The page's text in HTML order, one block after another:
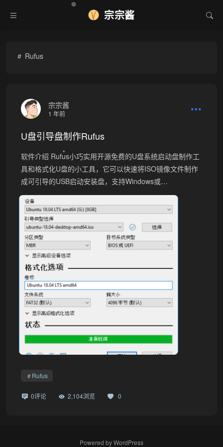
•
宗宗酱
Rufus
宗宗酱
1 年前
U盘引导盘制作Rufus
软件介绍 Rufus小巧实用开源免费的U盘系统启动盘制作工
具和格式化U盘的小工具，它可以快速将ISO镜像文件制作
成可引导的USB启动安装盘，支持Windows或…
Rufus
0评论 2,104浏览 0
Powered byWordPress